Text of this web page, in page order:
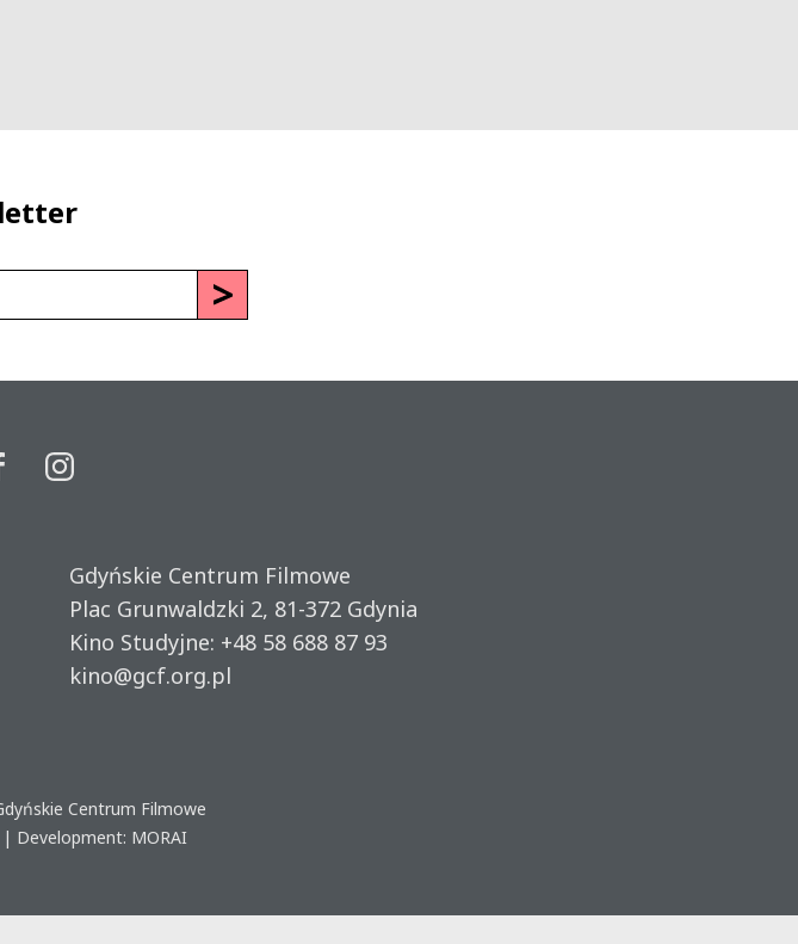
Gdyńskie Centrum Filmowe
Plac Grunwaldzki 2, 81-372 Gdynia
Kino Studyjne: +48 58 688 87 93
kino@gcf.org.pl
Centrum Filmowe
| Development: MORAI